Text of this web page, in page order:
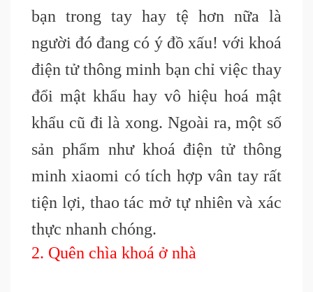
bạn trong tay hay tệ hơn nữa là
người đó đang có ý đồ xấu! với khoá
điện tử thông minh bạn chỉ việc thay
đổi mật khẩu hay vô hiệu hoá mật
khẩu cũ đi là xong. Ngoài ra, một số
sản phẩm như khoá điện tử thông
minh xiaomi có tích hợp vân tay rất
tiện lợi, thao tác mở tự nhiên và xác
thực nhanh chóng.
2. Quên chìa khoá ở nhà